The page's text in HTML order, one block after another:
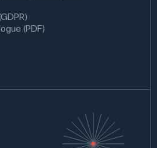
(PDF)